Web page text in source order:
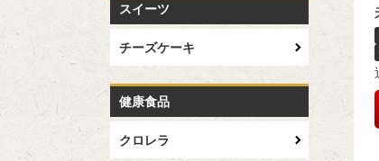
スイーツ
チーズケーキ
健康食品
クロレラ